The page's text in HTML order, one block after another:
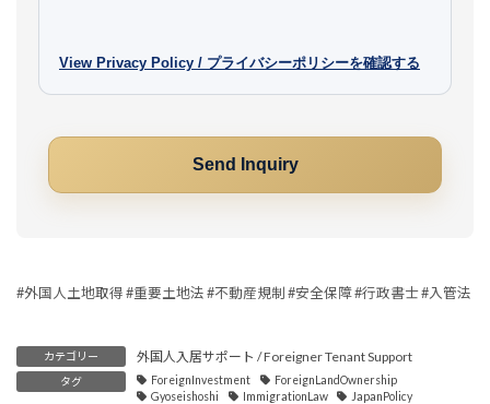
View Privacy Policy / プライバシーポリシーを確認する
#外国人土地取得 #重要土地法 #不動産規制 #安全保障 #行政書士 #入管法
カテゴリー 外国人入居サポート / Foreigner Tenant Support
タグ ForeignInvestment
ForeignLandOwnership
Gyoseishoshi
ImmigrationLaw
JapanPolicy